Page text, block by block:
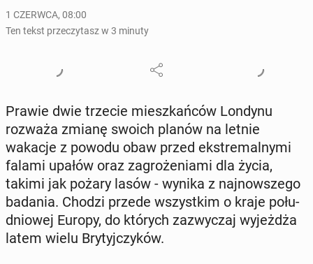
1 CZERWCA, 08:00
Ten tekst przeczytasz w 3 minuty
Prawie dwie trzecie miesz­kań­ców Londynu
rozważa zmianę swoich planów na letnie
wakacje z powodu obaw przed eks­tre­mal­ny­mi
falami upałów oraz za­gro­że­nia­mi dla życia,
takimi jak pożary lasów - wynika z naj­now­sze­go
badania. Chodzi przede wszyst­kim o kraje po­łu­
dnio­wej Europy, do których za­zwy­czaj wy­jeż­dża
latem wielu Bry­tyj­czy­ków.